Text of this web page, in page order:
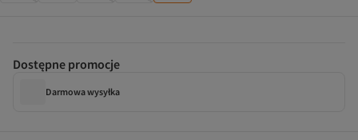
Dostępne promocje
Darmowa wysyłka